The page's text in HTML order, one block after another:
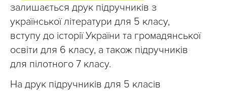
залишається друк підручників з
української літератури для 5 класу,
вступу до історії України та громадянської
освіти для 6 класу, а також підручників
для пілотного 7 класу.
На друк підручників для 5 класів